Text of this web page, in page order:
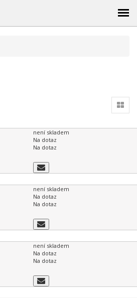
není skladem
Na dotaz
Na dotaz
není skladem
Na dotaz
Na dotaz
není skladem
Na dotaz
Na dotaz